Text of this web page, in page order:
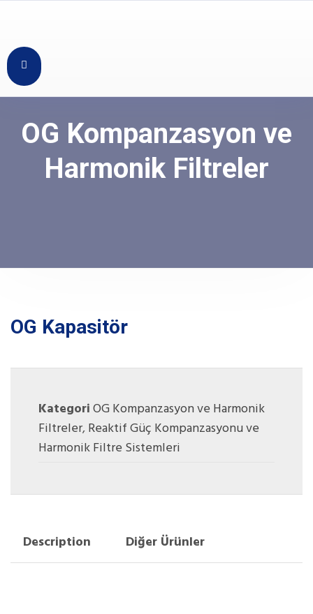
OG Kompanzasyon ve
Harmonik Filtreler
OG Kapasitör
KategoriOG Kompanzasyon ve Harmonik
Filtreler,Reaktif Güç Kompanzasyonu ve
Harmonik Filtre Sistemleri
Description Diğer Ürünler